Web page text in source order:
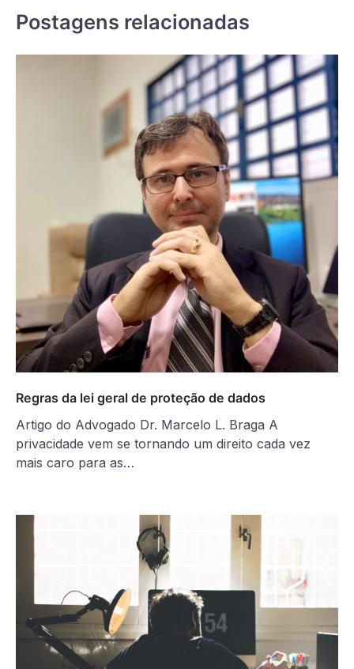
Postagens relacionadas
Regras da lei geral de proteção de dados
Artigo do Advogado Dr. Marcelo L. Braga A
privacidade vem se tornando um direito cada vez
mais caro para as…